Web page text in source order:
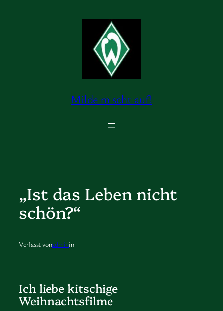
Milde mischt auf!
„Ist das Leben nicht
schön?“
Verfasst vonadminin
Ich liebe kitschige
Weihnachtsfilme